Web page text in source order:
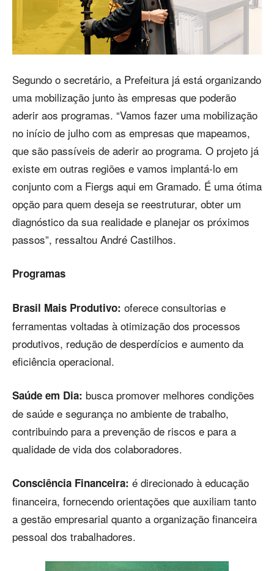
Segundo o secretário, a Prefeitura já está organizando
uma mobilização junto às empresas que poderão
aderir aos programas. “Vamos fazer uma mobilização
no início de julho com as empresas que mapeamos,
que são passíveis de aderir ao programa. O projeto já
existe em outras regiões e vamos implantá-lo em
conjunto com a Fiergs aqui em Gramado. É uma ótima
opção para quem deseja se reestruturar, obter um
diagnóstico da sua realidade e planejar os próximos
passos”, ressaltou André Castilhos.
Programas
Brasil Mais Produtivo: oferece consultorias e
ferramentas voltadas à otimização dos processos
produtivos, redução de desperdícios e aumento da
eficiência operacional.
Saúde em Dia: busca promover melhores condições
de saúde e segurança no ambiente de trabalho,
contribuindo para a prevenção de riscos e para a
qualidade de vida dos colaboradores.
Consciência Financeira: é direcionado à educação
financeira, fornecendo orientações que auxiliam tanto
a gestão empresarial quanto a organização financeira
pessoal dos trabalhadores.